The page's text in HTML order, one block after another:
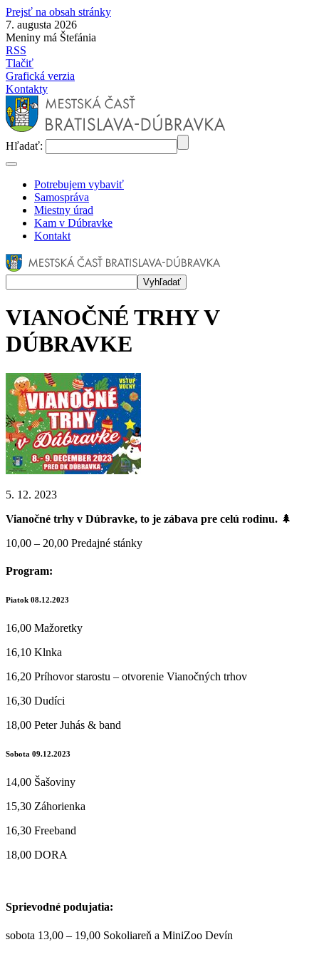
Prejsť na obsah stránky
7. augusta 2026
Meniny má Štefánia
RSS
Tlačiť
Grafická verzia
Kontakty
Hľadať:
Potrebujem vybaviť
Samospráva
Miestny úrad
Kam v Dúbravke
Kontakt
VIANOČNÉ TRHY V
DÚBRAVKE
5. 12. 2023
Vianočné trhy v Dúbravke, to je zábava pre celú rodinu. 🌲
10,00 – 20,00 Predajné stánky
Program:
Piatok 08.12.2023
16,00 Mažoretky
16,10 Klnka
16,20 Príhovor starostu – otvorenie Vianočných trhov
16,30 Dudíci
18,00 Peter Juhás & band
Sobota 09.12.2023
14,00 Šašoviny
15,30 Záhorienka
16,30 Freeband
18,00 DORA
Sprievodné podujatia:
sobota 13,00 – 19,00 Sokoliareň a MiniZoo Devín